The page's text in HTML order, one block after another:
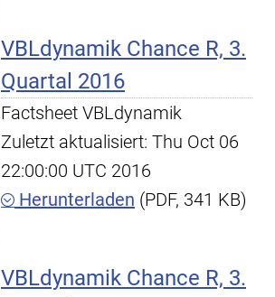
VBLdynamik Chance R, 3.
Quartal 2016
Factsheet VBLdynamik
Zuletzt aktualisiert: Thu Oct 06
22:00:00 UTC 2016
Herunterladen (PDF, 341 KB)
VBLdynamik Chance R, 3.